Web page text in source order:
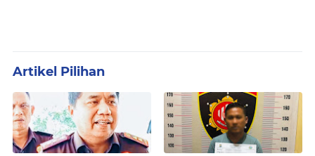
Artikel Pilihan